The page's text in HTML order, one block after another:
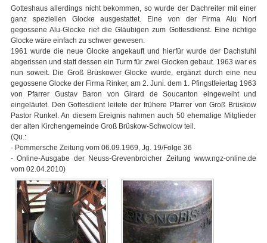
Gotteshaus allerdings nicht bekommen, so wurde der Dachreiter mit einer
ganz speziellen Glocke ausgestattet. Eine von der Firma Alu Norf
gegossene Alu-Glocke rief die Gläubigen zum Gottesdienst. Eine richtige
Glocke wäre einfach zu schwer gewesen.
1961 wurde die neue Glocke angekauft und hierfür wurde der Dachstuhl
abgerissen und statt dessen ein Turm für zwei Glocken gebaut. 1963 war es
nun soweit. Die Groß Brüskower Glocke wurde, ergänzt durch eine neu
gegossene Glocke der Firma Rinker, am 2. Juni. dem 1. Pfingstfeiertag 1963
von Pfarrer Gustav Baron von Girard de Soucanton eingeweiht und
eingeläutet. Den Gottesdient leitete der frühere Pfarrer von Groß Brüskow
Pastor Runkel. An diesem Ereignis nahmen auch 50 ehemalige Mitglieder
der alten Kirchengemeinde Groß Brüskow-Schwolow teil.
(Qu.:
- Pommersche Zeitung vom 06.09.1969, Jg. 19/Folge 36
- Online-Ausgabe der Neuss-Grevenbroicher Zeitung www.ngz-online.de
vom 02.04.2010)